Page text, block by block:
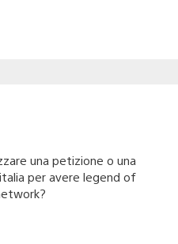
una petizione o una
per avere legend of